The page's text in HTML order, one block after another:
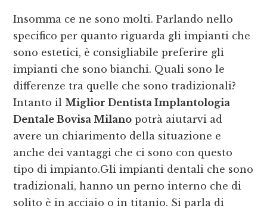
Insomma ce ne sono molti. Parlando nello
specifico per quanto riguarda gli impianti che
sono estetici, è consigliabile preferire gli
impianti che sono bianchi. Quali sono le
differenze tra quelle che sono tradizionali?
Intanto il Miglior Dentista Implantologia
Dentale Bovisa Milano potrà aiutarvi ad
avere un chiarimento della situazione e
anche dei vantaggi che ci sono con questo
tipo di impianto.Gli impianti dentali che sono
tradizionali, hanno un perno interno che di
solito è in acciaio o in titanio. Si parla di